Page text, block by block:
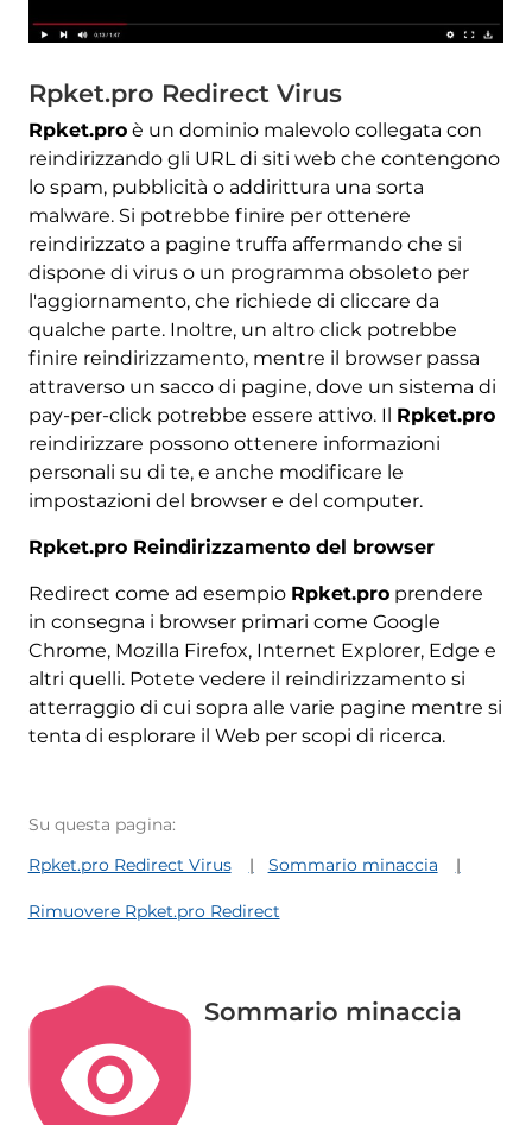
Rpket.pro Redirect Virus
Rpket.proè un dominio malevolo collegata con
reindirizzando gli URL di siti web che contengono
lo spam, pubblicità o addirittura una sorta
malware. Si potrebbe finire per ottenere
reindirizzato a pagine truffa affermando che si
dispone di virus o un programma obsoleto per
l'aggiornamento, che richiede di cliccare da
qualche parte. Inoltre, un altro click potrebbe
finire reindirizzamento, mentre il browser passa
attraverso un sacco di pagine, dove un sistema di
pay-per-click potrebbe essere attivo. Il Rpket.pro
reindirizzare possono ottenere informazioni
personali su di te, e anche modificare le
impostazioni del browser e del computer.
Rpket.pro Reindirizzamento del browser
Redirect come ad esempio Rpket.proprendere
in consegna i browser primari come Google
Chrome, Mozilla Firefox, Internet Explorer, Edge e
altri quelli. Potete vedere il reindirizzamento si
atterraggio di cui sopra alle varie pagine mentre si
tenta di esplorare il Web per scopi di ricerca.
Su questa pagina:
Rpket.pro Redirect Virus
Sommario minaccia
Rimuovere Rpket.pro Redirect
Sommario minaccia